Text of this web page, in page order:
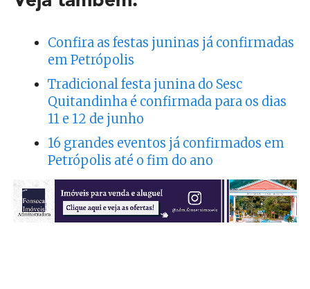
Confira as festas juninas já confirmadas
em Petrópolis
Tradicional festa junina do Sesc
Quitandinha é confirmada para os dias
11 e 12 de junho
16 grandes eventos já confirmados em
Petrópolis até o fim do ano